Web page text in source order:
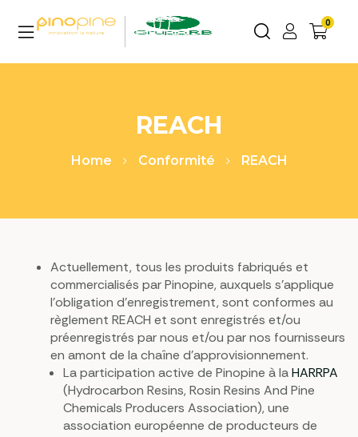
0
REACH
Home Conformité REACH
Actuellement, tous les produits fabriqués et
commercialisés par Pinopine, auxquels s’applique
l’obligation d’enregistrement, sont conformes au
règlement REACH et sont enregistrés et/ou
préenregistrés par nous et/ou par nos fournisseurs
en amont de la chaîne d’approvisionnement.
La participation active de Pinopine à laHARRPA
(Hydrocarbon Resins, Rosin Resins And Pine
Chemicals Producers Association), une
association européenne de producteurs de